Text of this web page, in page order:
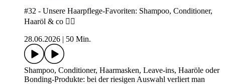
#32 - Unsere Haarpflege-Favoriten: Shampoo, Conditioner,
Haaröl & co 💇‍♀️
28.06.2026 50 Min.
Shampoo, Conditioner, Haarmasken, Leave-ins, Haaröle oder
Bonding-Produkte: bei der riesigen Auswahl verliert man